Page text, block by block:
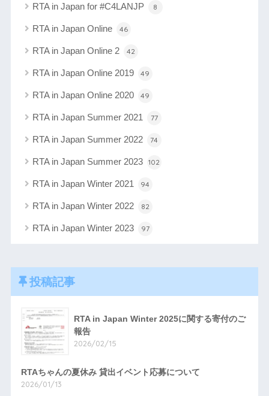
RTA in Japan for #C4LANJP 8
RTA in Japan Online 46
RTA in Japan Online 2 42
RTA in Japan Online 2019 49
RTA in Japan Online 2020 49
RTA in Japan Summer 2021 77
RTA in Japan Summer 2022 74
RTA in Japan Summer 2023 102
RTA in Japan Winter 2021 94
RTA in Japan Winter 2022 82
RTA in Japan Winter 2023 97
投稿記事
RTA in Japan Winter 2025に関する寄付のご
報告
2026/02/15
RTAちゃんの夏休み 貸出イベント応募について
2026/01/13